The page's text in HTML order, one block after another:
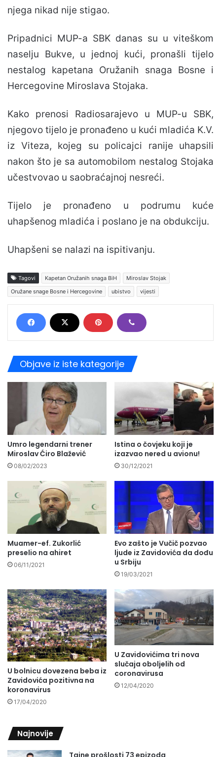
njega nikad nije stigao.
Pripadnici MUP-a SBK danas su u viteškom
naselju Bukve, u jednoj kući, pronašli tijelo
nestalog kapetana Oružanih snaga Bosne i
Hercegovine Miroslava Stojaka.
Kako prenosi Radiosarajevo u MUP-u SBK,
njegovo tijelo je pronađeno u kući mladića K.V.
iz Viteza, kojeg su policajci ranije uhapsili
nakon što je sa automobilom nestalog Stojaka
učestvovao u saobraćajnoj nesreći.
Tijelo je pronađeno u podrumu kuće
uhapšenog mladića i poslano je na obdukciju.
Uhapšeni se nalazi na ispitivanju.
Tagovi Kapetan Oružanih snaga BiH
Miroslav Stojak
Oružane snage Bosne i Hercegovine
ubistvo vijesti
Objave iz iste kategorije
Umro legendarni trener
Miroslav Ćiro Blažević
08/02/2023
Istina o čovjeku koji je
izazvao nered u avionu!
30/12/2021
Muamer-ef. Zukorlić
preselio na ahiret
06/11/2021
Evo zašto je Vučič pozvao
ljude iz Zavidovića da dođu
u Srbiju
19/03/2021
U bolnicu dovezena beba iz
Zavidovića pozitivna na
koronavirus
17/04/2020
U Zavidovićima tri nova
slučaja oboljelih od
coronavirusa
12/04/2020
Najnovije